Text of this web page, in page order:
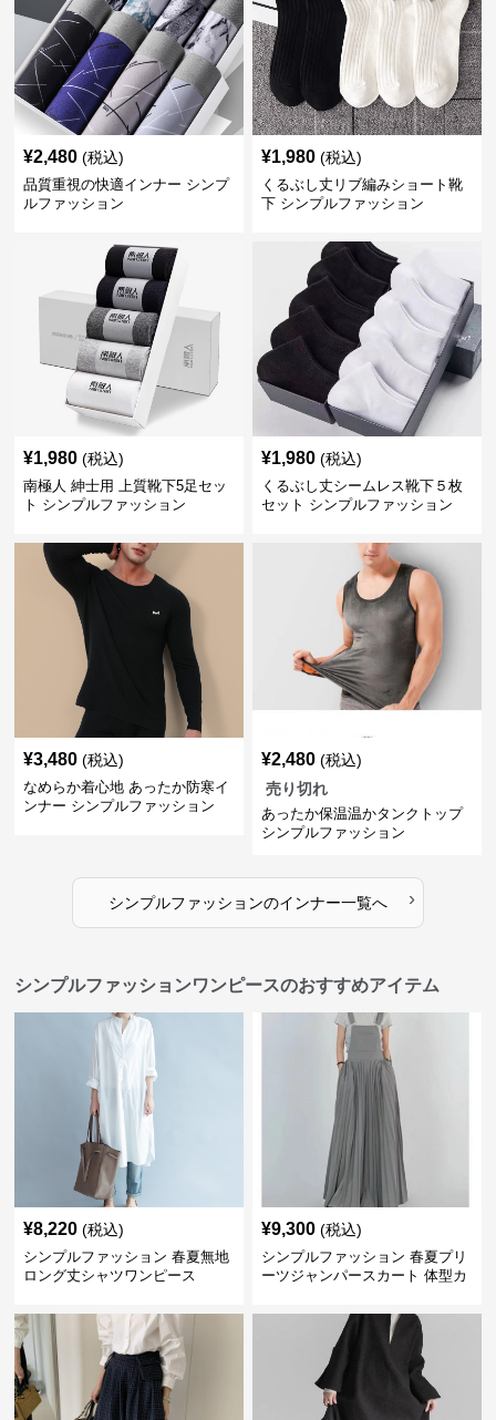
¥2,480 (税込)
品質重視の快適インナー シンプ
ルファッション
¥1,980 (税込)
くるぶし丈リブ編みショート靴
下 シンプルファッション
¥1,980 (税込)
南極人 紳士用 上質靴下5足セッ
ト シンプルファッション
¥1,980 (税込)
くるぶし丈シームレス靴下５枚
セット シンプルファッション
¥3,480 (税込)
なめらか着心地 あったか防寒イ
ンナー シンプルファッション
¥2,480 (税込)
売り切れ
あったか保温温かタンクトップ
シンプルファッション
シンプルファッションのインナー一覧へ ›
シンプルファッションワンピースのおすすめアイテム
¥8,220 (税込)
シンプルファッション 春夏無地
ロング丈シャツワンピース
¥9,300 (税込)
シンプルファッション 春夏プリ
ーツジャンパースカート 体型カ